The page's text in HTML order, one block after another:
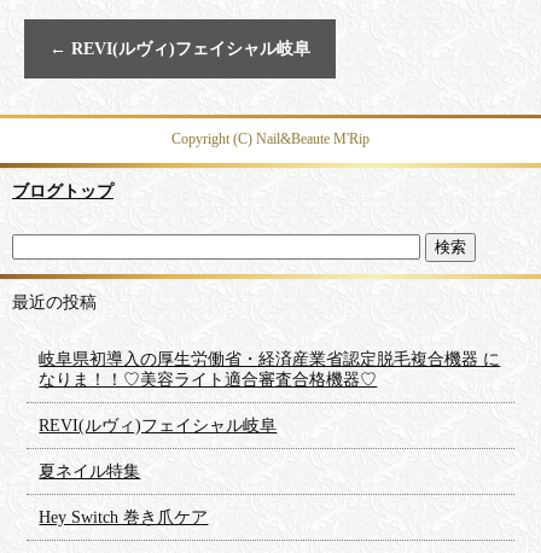
← REVI(ルヴィ)フェイシャル岐阜
Copyright (C) Nail&Beaute M'Rip
ブログトップ
最近の投稿
岐阜県初導入の厚生労働省・経済産業省認定脱毛複合機器 に
なりま！！♡美容ライト適合審査合格機器♡
REVI(ルヴィ)フェイシャル岐阜
夏ネイル特集
Hey Switch 巻き爪ケア